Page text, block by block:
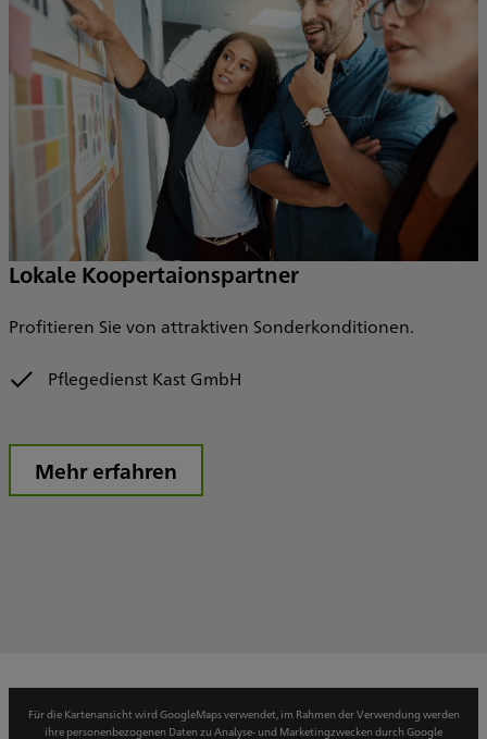
Lokale Koopertaionspartner
Profitieren Sie von attraktiven Sonderkonditionen.
Pflegedienst Kast GmbH
Mehr erfahren
Für die Kartenansicht wird GoogleMaps verwendet, im Rahmen der Verwendung werden
ihre personenbezogenen Daten zu Analyse- und Marketingzwecken durch Google